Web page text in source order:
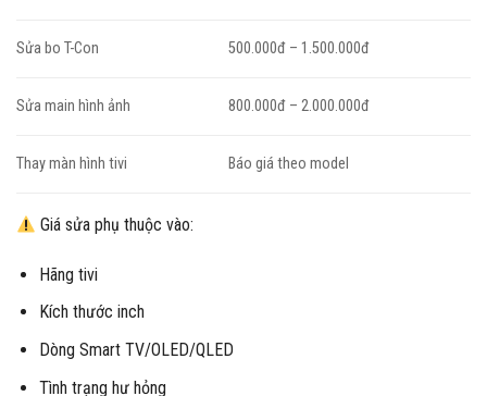
Sửa bo T-Con 500.000đ – 1.500.000đ
Sửa main hình ảnh 800.000đ – 2.000.000đ
Thay màn hình tivi Báo giá theo model
Giá sửa phụ thuộc vào:
Hãng tivi
Kích thước inch
Dòng Smart TV/OLED/QLED
Tình trạng hư hỏng